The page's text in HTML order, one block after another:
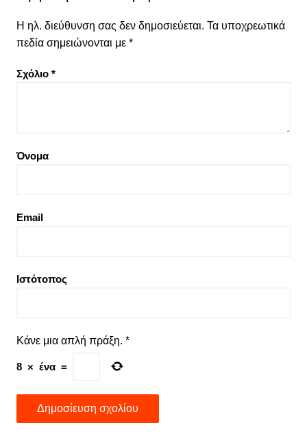
Η ηλ. διεύθυνση σας δεν δημοσιεύεται. Τα υποχρεωτικά
πεδία σημειώνονται με *
Σχόλιο *
Όνομα
Email
Ιστότοπος
Κάνε μια απλή πράξη. *
8 × ένα =